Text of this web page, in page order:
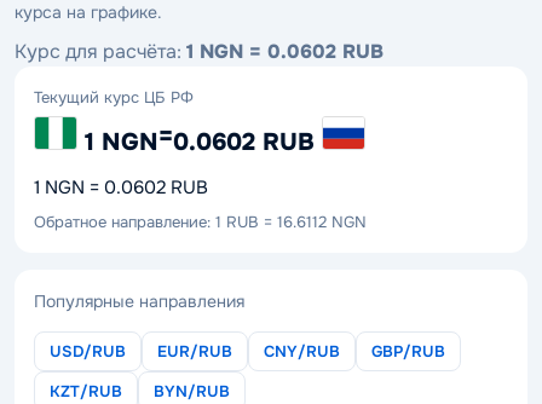
курса на графике.
Курс для расчёта: 1 NGN = 0.0602 RUB
Текущий курс ЦБ РФ
1 NGN=0.0602 RUB
1 NGN = 0.0602 RUB
Обратное направление: 1 RUB = 16.6112 NGN
Популярные направления
USD/RUB EUR/RUB CNY/RUB
GBP/RUB
KZT/RUB
BYN/RUB